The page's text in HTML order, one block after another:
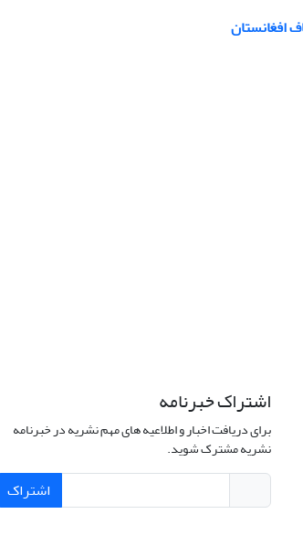
اشتراک خبرنامه
برای دریافت اخبار و اطلاعیه های مهم نشریه در خبرنامه
نشریه مشترک شوید.
اشتراک